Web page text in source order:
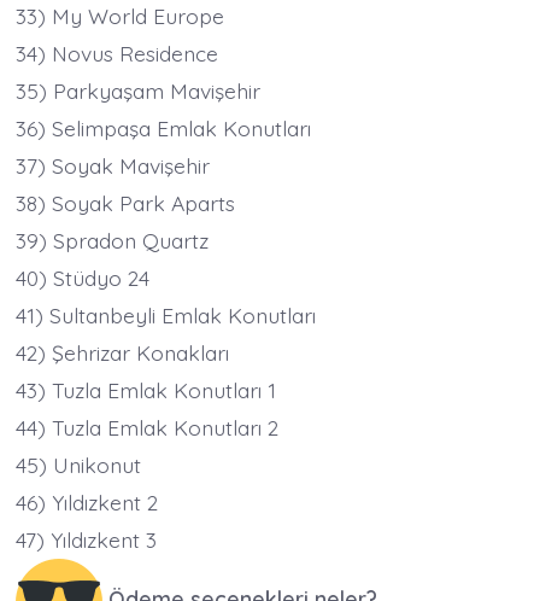
33) My World Europe
34) Novus Residence
35) Parkyaşam Mavişehir
36) Selimpaşa Emlak Konutları
37) Soyak Mavişehir
38) Soyak Park Aparts
39) Spradon Quartz
40) Stüdyo 24
41) Sultanbeyli Emlak Konutları
42) Şehrizar Konakları
43) Tuzla Emlak Konutları 1
44) Tuzla Emlak Konutları 2
45) Unikonut
46) Yıldızkent 2
47) Yıldızkent 3